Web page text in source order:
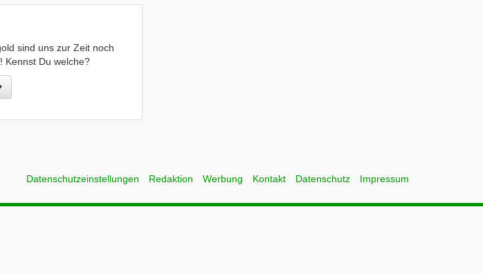
sind uns zur Zeit noch
Kennst Du welche?
Datenschutzeinstellungen Redaktion Werbung Kontakt Datenschutz Impressum